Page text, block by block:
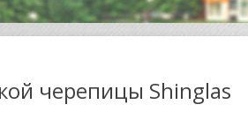
черепицы Shinglas